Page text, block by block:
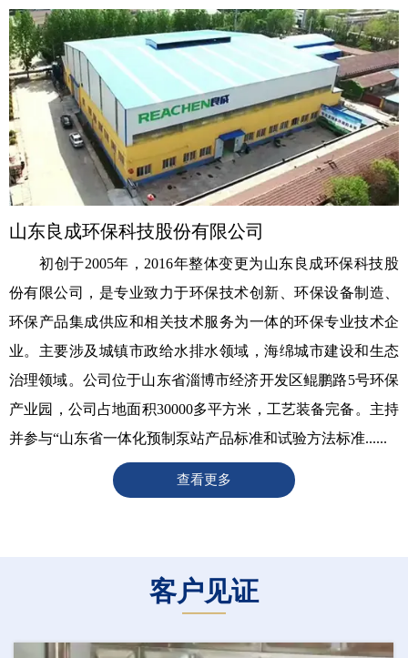
山东良成环保科技股份有限公司
初创于2005年，2016年整体变更为山东良成环保科技股
份有限公司，是专业致力于环保技术创新、环保设备制造、
环保产品集成供应和相关技术服务为一体的环保专业技术企
业。主要涉及城镇市政给水排水领域，海绵城市建设和生态
治理领域。公司位于山东省淄博市经济开发区鲲鹏路5号环保
产业园，公司占地面积30000多平方米，工艺装备完备。主持
并参与“山东省一体化预制泵站产品标准和试验方法标准......
查看更多
客户见证
———